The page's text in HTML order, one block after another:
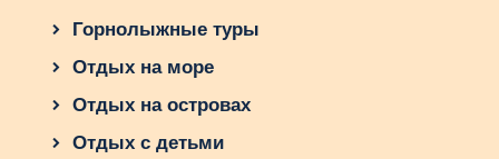
Горнолыжные туры
Отдых на море
Отдых на островах
Отдых с детьми